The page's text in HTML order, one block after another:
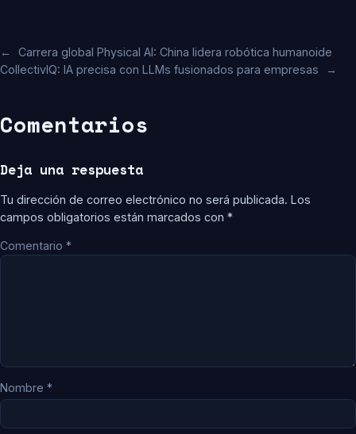
←
Carrera global Physical AI: China lidera robótica humanoide
CollectivIQ: IA precisa con LLMs fusionados para empresas
→
Comentarios
Deja una respuesta
Tu dirección de correo electrónico no será publicada. Los
campos obligatorios están marcados con *
Comentario *
Nombre *